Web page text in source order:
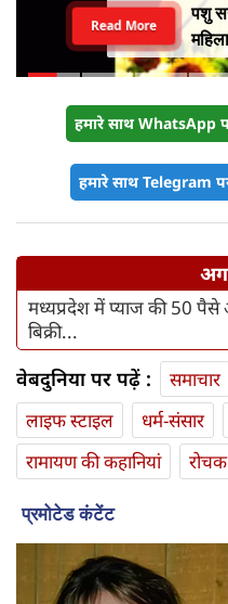
पशु
Read More
हमारे साथ WhatsApp
हमारे साथ Telegram
मध्यप्रदेश में प्याज की 50
बिक्री...
वेबदुनिया पर पढ़ें : समाचार
लाइफ स्‍टाइल
धर्म-संसार
रामायण की कहानियां